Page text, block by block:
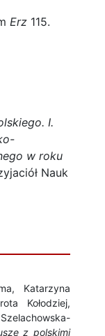
Erz 115.
I.
w roku
Nauk
Katarzyna
Kołodziej,
z polskimi